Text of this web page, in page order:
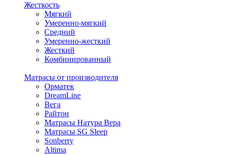
Жесткость
Мягкий
Умеренно-мягкий
Средний
Умеренно-жесткий
Жесткий
Комбинированный
Матрасы от производителя
Орматек
DreamLine
Вега
Райтон
Матрасы Натура Вера
Матрасы SG Sleep
Sonberry
Altima